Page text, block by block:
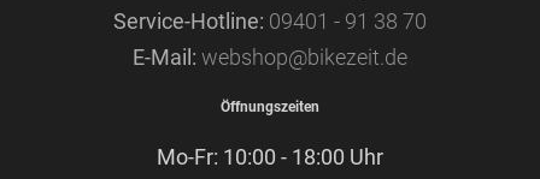
Service-Hotline: 09401 - 91 38 70
E-Mail: webshop@bikezeit.de
Öffnungszeiten
Mo-Fr: 10:00 - 18:00 Uhr